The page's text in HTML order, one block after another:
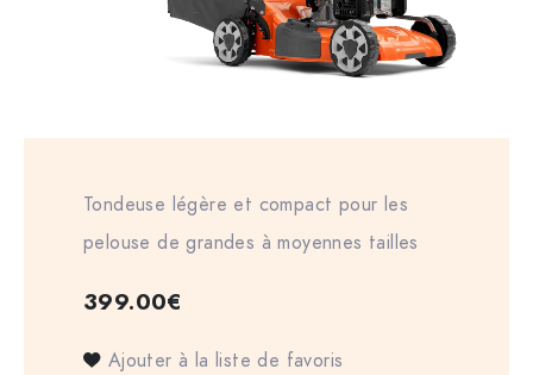
Tondeuse légère et compact pour les
pelouse de grandes à moyennes tailles
399.00€
Ajouter à la liste de favoris